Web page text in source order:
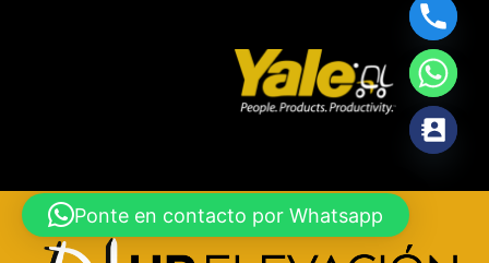
Ponte en contacto por Whatsapp